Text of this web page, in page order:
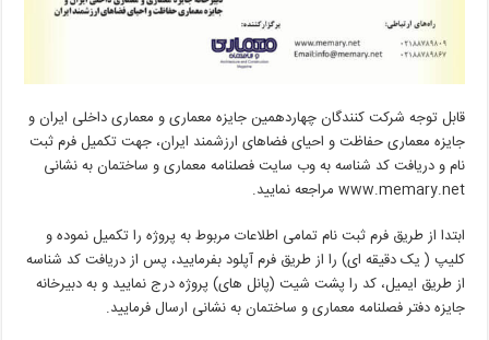
قابل توجه شرکت کنندگان چهاردهمین جایزه معماری و معماری داخلی ایران و
جایزه معماری حفاظت و احیای فضاهای ارزشمند ایران، جهت تکمیل فرم ثبت
نام و دریافت کد شناسه به وب سایت فصلنامه معماری و ساختمان به نشانی
www.memary.net مراجعه نمایید.
ابتدا از طریق فرم ثبت نام تمامی اطلاعات مربوط به پروژه را تکمیل نموده و
کلیپ ( یک دقیقه ای) را از طریق فرم آپلود بفرمایید، پس از دریافت کد شناسه
از طریق ایمیل، کد را پشت شیت (پانل های) پروژه درج نمایید و به دبیرخانه
جایزه دفتر فصلنامه معماری و ساختمان به نشانی ارسال فرمایید.